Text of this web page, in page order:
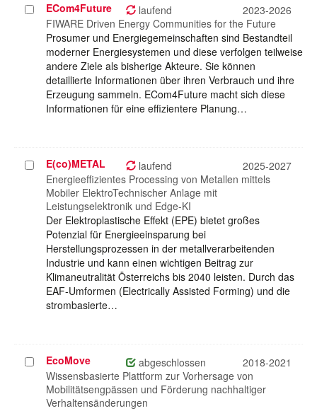
Projekt
auswählen
ECom4Future laufend
2023-2026
FIWARE Driven Energy Communities for the Future
Prosumer und Energiegemeinschaften sind Bestandteil
moderner Energiesystemen und diese verfolgen teilweise
andere Ziele als bisherige Akteure. Sie können
detaillierte Informationen über ihren Verbrauch und ihre
Erzeugung sammeln. ECom4Future macht sich diese
Informationen für eine effizientere Planung…
Projekt
auswählen
E(co)METAL laufend
2025-2027
Energieeffizientes Processing von Metallen mittels
Mobiler ElektroTechnischer Anlage mit
Leistungselektronik und Edge-KI
Der Elektroplastische Effekt (EPE) bietet großes
Potenzial für Energieeinsparung bei
Herstellungsprozessen in der metallverarbeitenden
Industrie und kann einen wichtigen Beitrag zur
Klimaneutralität Österreichs bis 2040 leisten. Durch das
EAF-Umformen (Electrically Assisted Forming) und die
strombasierte…
Projekt
auswählen
EcoMove abgeschlossen
2018-2021
Wissensbasierte Plattform zur Vorhersage von
Mobilitätsengpässen und Förderung nachhaltiger
Verhaltensänderungen